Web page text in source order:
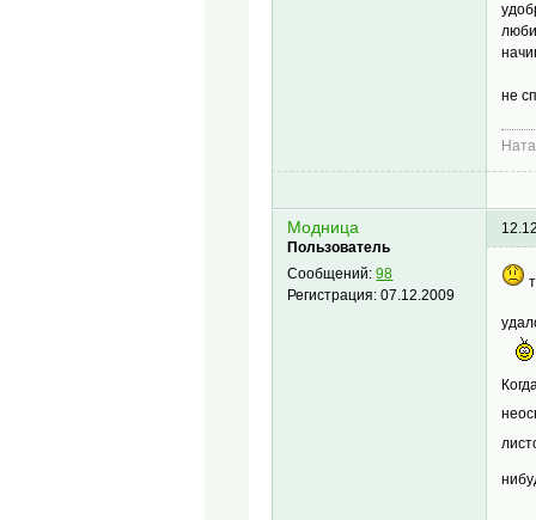
не
Модница
Пользователь
Сообщений:98
Регистрация:07.12.2009